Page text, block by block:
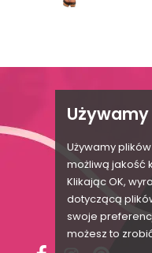
Używamy
możliwą jakość
Klikając OK,
dotyczącą
swoje
możesz to